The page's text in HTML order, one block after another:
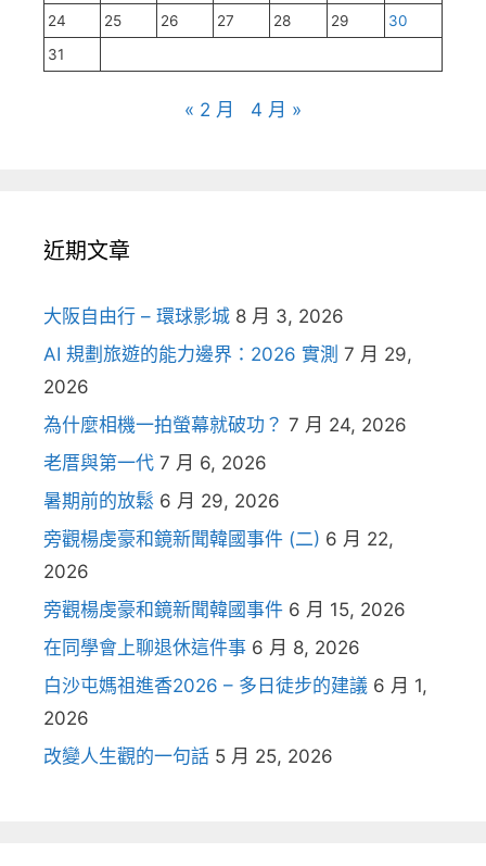
24
25 26 27 28 29
30
31
« 2 月 4 月 »
近期文章
大阪自由行 – 環球影城 8 月 3, 2026
AI 規劃旅遊的能力邊界：2026 實測 7 月 29,
2026
為什麼相機一拍螢幕就破功？ 7 月 24, 2026
老厝與第一代 7 月 6, 2026
暑期前的放鬆 6 月 29, 2026
旁觀楊虔豪和鏡新聞韓國事件 (二) 6 月 22,
2026
旁觀楊虔豪和鏡新聞韓國事件 6 月 15, 2026
在同學會上聊退休這件事 6 月 8, 2026
白沙屯媽祖進香2026 – 多日徒步的建議 6 月 1,
2026
改變人生觀的一句話 5 月 25, 2026